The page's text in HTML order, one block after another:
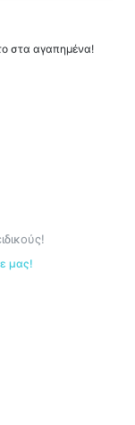
στα αγαπημένα!
μας!